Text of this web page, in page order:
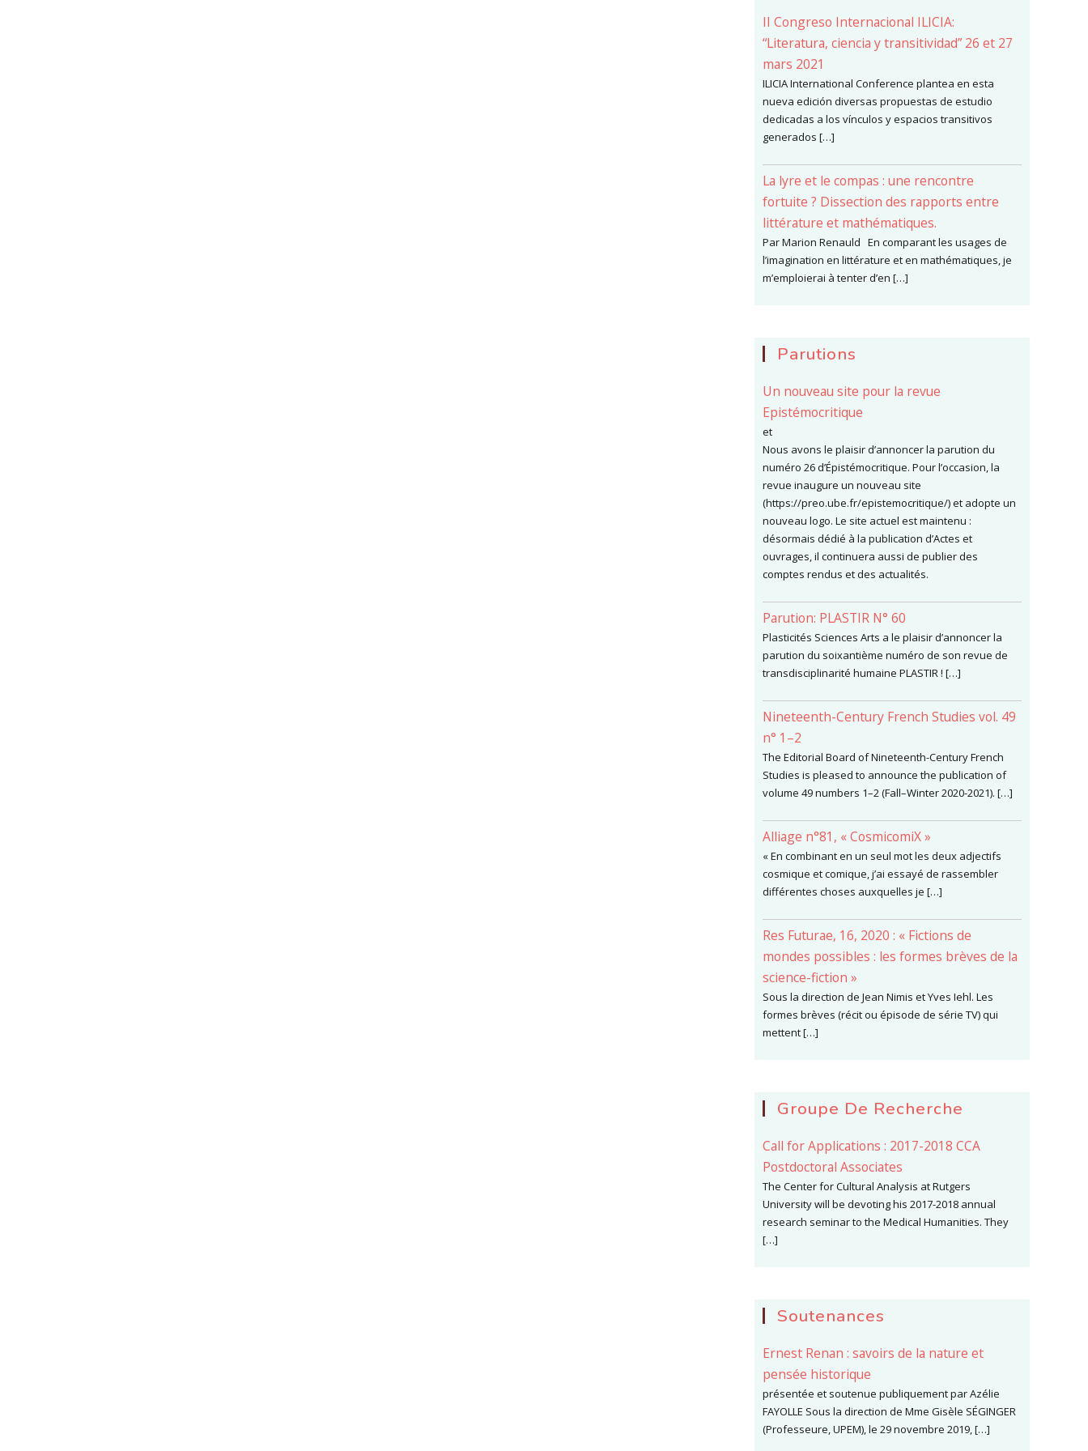
II Congreso Internacional ILICIA:
“Literatura, ciencia y transitividad” 26 et 27
mars 2021
ILICIA International Conference plantea en esta
nueva edición diversas propuestas de estudio
dedicadas a los vínculos y espacios transitivos
generados […]
La lyre et le compas : une rencontre
fortuite ? Dissection des rapports entre
littérature et mathématiques.
Par Marion Renauld En comparant les usages de
l’imagination en littérature et en mathématiques, je
m’emploierai à tenter d’en […]
Parutions
Un nouveau site pour la revue
Epistémocritique
et
Nous avons le plaisir d’annoncer la parution du
numéro 26 d’Épistémocritique. Pour l’occasion, la
revue inaugure un nouveau site
(https://preo.ube.fr/epistemocritique/) et adopte un
nouveau logo. Le site actuel est maintenu :
désormais dédié à la publication d’Actes et
ouvrages, il continuera aussi de publier des
comptes rendus et des actualités.
Parution: PLASTIR N° 60
Plasticités Sciences Arts a le plaisir d’annoncer la
parution du soixantième numéro de son revue de
transdisciplinarité humaine PLASTIR ! […]
Nineteenth-Century French Studies vol. 49
n° 1–2
The Editorial Board of Nineteenth-Century French
Studies is pleased to announce the publication of
volume 49 numbers 1–2 (Fall–Winter 2020-2021). […]
Alliage n°81, « CosmicomiX »
« En combinant en un seul mot les deux adjectifs
cosmique et comique, j’ai essayé de rassembler
différentes choses auxquelles je […]
Res Futurae, 16, 2020 : « Fictions de
mondes possibles : les formes brèves de la
science-fiction »
Sous la direction de Jean Nimis et Yves Iehl. Les
formes brèves (récit ou épisode de série TV) qui
mettent […]
Groupe De Recherche
Call for Applications : 2017-2018 CCA
Postdoctoral Associates
The Center for Cultural Analysis at Rutgers
University will be devoting his 2017-2018 annual
research seminar to the Medical Humanities. They
[…]
Soutenances
Ernest Renan : savoirs de la nature et
pensée historique
présentée et soutenue publiquement par Azélie
FAYOLLE Sous la direction de Mme Gisèle SÉGINGER
(Professeure, UPEM), le 29 novembre 2019, […]